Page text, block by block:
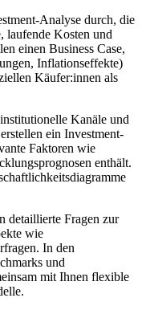
Analyse durch, die
laufende Kosten und
einen Business Case,
Inflationseffekte)
Käufer:innen als
Kanäle und
ein Investment-
Faktoren wie
enthält.
detaillierte Fragen zur
wie
In den
und
mit Ihnen flexible